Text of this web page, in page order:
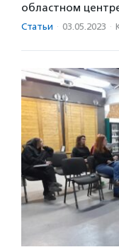
областном
Статьи · 03.05.2023 ·